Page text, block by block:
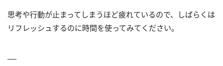
思考や行動が止まってしまうほど疲れているので、しばらくは
リフレッシュするのに時間を使ってみてください。